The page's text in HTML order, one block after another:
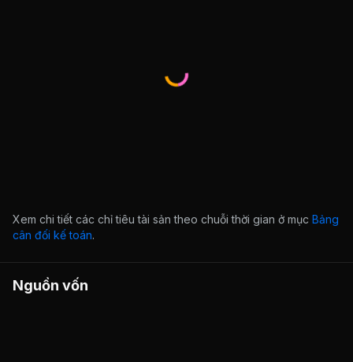
Xem chi tiết các chỉ tiêu tài sản theo chuỗi thời gian ở mục Bảng
cân đối kế toán.
Nguồn vốn